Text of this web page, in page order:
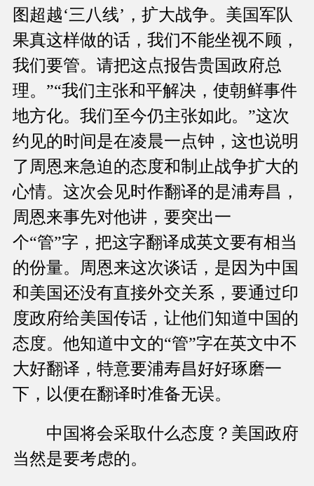
图超越‘三八线’，扩大战争。美国军队
果真这样做的话，我们不能坐视不顾，
我们要管。请把这点报告贵国政府总
理。”“我们主张和平解决，使朝鲜事件
地方化。我们至今仍主张如此。”这次
约见的时间是在凌晨一点钟，这也说明
了周恩来急迫的态度和制止战争扩大的
心情。这次会见时作翻译的是浦寿昌，
周恩来事先对他讲，要突出一
个“管”字，把这字翻译成英文要有相当
的份量。周恩来这次谈话，是因为中国
和美国还没有直接外交关系，要通过印
度政府给美国传话，让他们知道中国的
态度。他知道中文的“管”字在英文中不
大好翻译，特意要浦寿昌好好琢磨一
下，以便在翻译时准备无误。
中国将会采取什么态度？美国政府
当然是要考虑的。